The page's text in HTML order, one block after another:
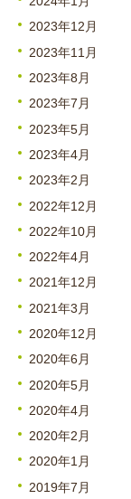
2023年12月
2023年11月
2023年8月
2023年7月
2023年5月
2023年4月
2023年2月
2022年12月
2022年10月
2022年4月
2021年12月
2021年3月
2020年12月
2020年6月
2020年5月
2020年4月
2020年2月
2020年1月
2019年7月